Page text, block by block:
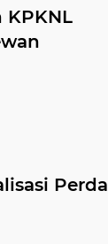
KPKNL
Perda